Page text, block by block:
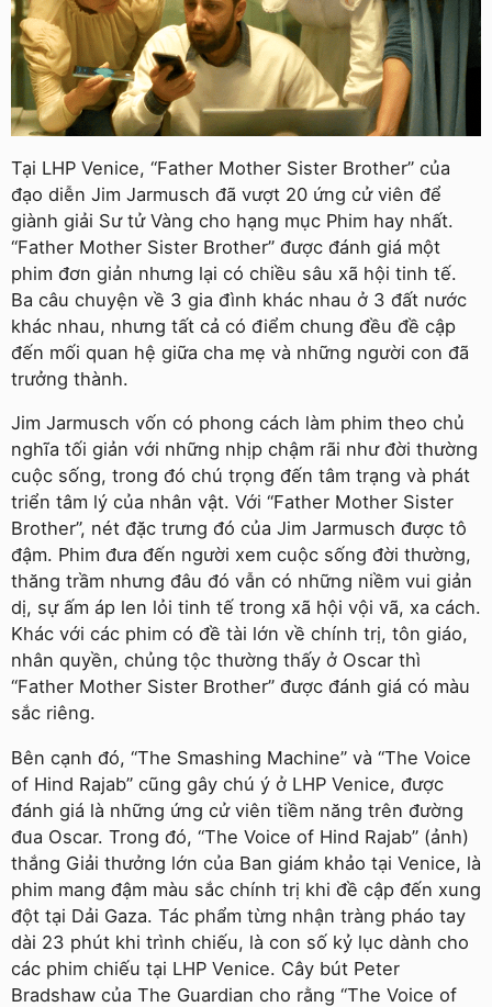
Tại LHP Venice, “Father Mother Sister Brother” của
đạo diễn Jim Jarmusch đã vượt 20 ứng cử viên để
giành giải Sư tử Vàng cho hạng mục Phim hay nhất.
“Father Mother Sister Brother” được đánh giá một
phim đơn giản nhưng lại có chiều sâu xã hội tinh tế.
Ba câu chuyện về 3 gia đình khác nhau ở 3 đất nước
khác nhau, nhưng tất cả có điểm chung đều đề cập
đến mối quan hệ giữa cha mẹ và những người con đã
trưởng thành.
Jim Jarmusch vốn có phong cách làm phim theo chủ
nghĩa tối giản với những nhịp chậm rãi như đời thường
cuộc sống, trong đó chú trọng đến tâm trạng và phát
triển tâm lý của nhân vật. Với “Father Mother Sister
Brother”, nét đặc trưng đó của Jim Jarmusch được tô
đậm. Phim đưa đến người xem cuộc sống đời thường,
thăng trầm nhưng đâu đó vẫn có những niềm vui giản
dị, sự ấm áp len lỏi tinh tế trong xã hội vội vã, xa cách.
Khác với các phim có đề tài lớn về chính trị, tôn giáo,
nhân quyền, chủng tộc thường thấy ở Oscar thì
“Father Mother Sister Brother” được đánh giá có màu
sắc riêng.
Bên cạnh đó, “The Smashing Machine” và “The Voice
of Hind Rajab” cũng gây chú ý ở LHP Venice, được
đánh giá là những ứng cử viên tiềm năng trên đường
đua Oscar. Trong đó, “The Voice of Hind Rajab” (ảnh)
thắng Giải thưởng lớn của Ban giám khảo tại Venice, là
phim mang đậm màu sắc chính trị khi đề cập đến xung
đột tại Dải Gaza. Tác phẩm từng nhận tràng pháo tay
dài 23 phút khi trình chiếu, là con số kỷ lục dành cho
các phim chiếu tại LHP Venice. Cây bút Peter
Bradshaw của The Guardian cho rằng “The Voice of